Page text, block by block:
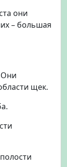
они
– большая
Они
щек.